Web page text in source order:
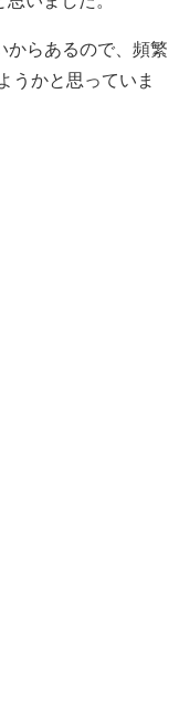
からあるので、頻繁
うかと思っていま